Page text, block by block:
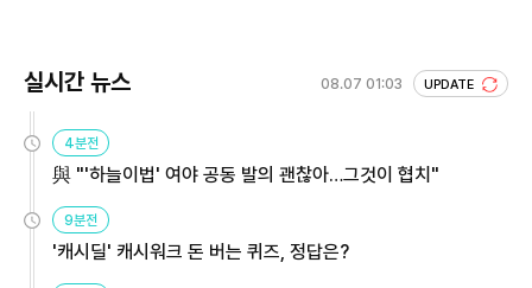
실시간 뉴스 08.07 01:03 UPDATE
4분전
與 "'하늘이법' 여야 공동 발의 괜찮아…그것이 협치"
9분전
'캐시딜' 캐시워크 돈 버는 퀴즈, 정답은?